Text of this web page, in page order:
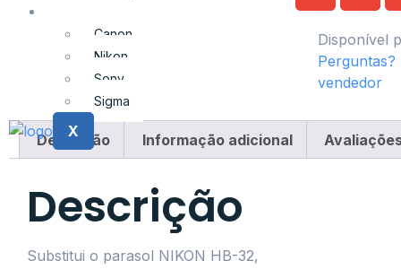
Canon
Nikon
Sony
Sigma
X
Disponível
Perguntas?
vendedor
Descrição Informação adicional
Descrição
Substitui o parasol NIKON HB-32,